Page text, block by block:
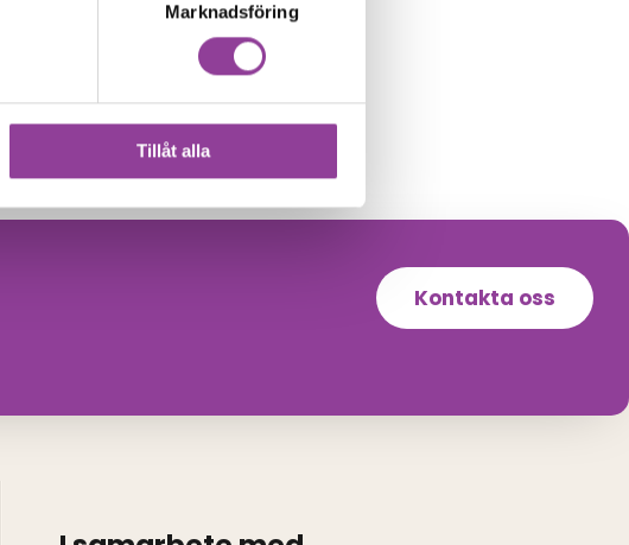
Marknadsföring
Tillåt alla
Kontakta oss